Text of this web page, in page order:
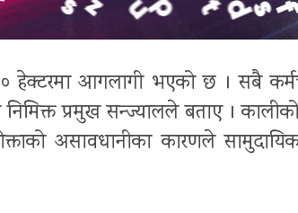
हेक्टरमा आगलागी भएको छ । सबै
प्रमुख सन्ज्यालले बताए ।
असावधानीका कारणले